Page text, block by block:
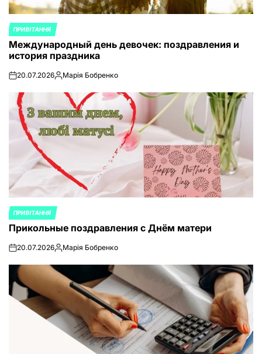
ОПУБЛИКОВАНО
В
ПРИВІТАННЯ
Международный день девочек: поздравления и
история праздника
on20.07.2026Запись
Марія Бобренко
ОПУБЛИКОВАНО
В
ПРИВІТАННЯ
Прикольные поздравления с Днём матери
on20.07.2026Запись
Марія Бобренко